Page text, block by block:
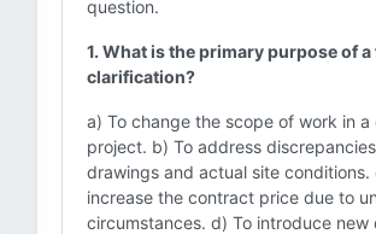
question.
1. What is the primary purpose of a
clarification?
a) To change the scope of work in
project. b) To address
drawings and actual site conditions.
increase the contract price due to
circumstances. d) To introduce new